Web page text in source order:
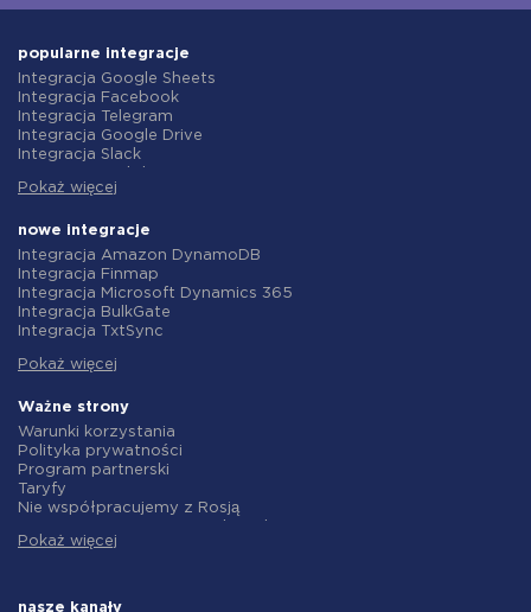
popularne integracje
Integracja Google Sheets
Integracja Facebook
Integracja Telegram
Integracja Google Drive
Integracja Slack
Integracja Gmail
Integracja ClickUp
Integracja Airtable
Integracja Google Contacts
Integracja OpenAI (ChatGPT)
Integracja Instagram
Integracja ActiveCampaign
Integracja Salesforce CRM
Integracja Notion
Integracja AWeber
Integracja Asana
Integracja ZOHO CRM
Integracja Webhooks
Integracja GetResponse
Integracja WooCommerce
Integracja Pipedrive
Pokaż więcej
nowe integracje
Integracja Amazon DynamoDB
Integracja Finmap
Integracja Microsoft Dynamics 365
Integracja BulkGate
Integracja TxtSync
Integracja Corezoid
Integracja Instasent
Integracja AtomPark
Integracja TXTImpact
Integracja Campaign Monitor
Integracja CM.com
Integracja D7 Networks
Integracja SMSGlobal
Pokaż więcej
Ważne strony
Warunki korzystania
Polityka prywatności
Program partnerski
Taryfy
Nie współpracujemy z Rosją
polityka zwrotów
O nas
Pokaż więcej
nasze kanały